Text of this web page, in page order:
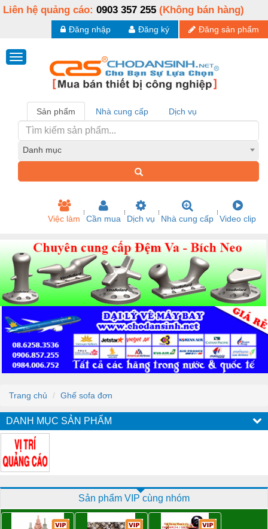
Liên hệ quảng cáo: 0903 357 255 (Không bán hàng)
Đăng sản phẩm
Đăng ký
Đăng nhập
Sản phẩm Nhà cung cấp Dịch vụ
Danh mục
Việc làm Cần mua Dịch vụ Nhà cung cấp Video clip
Trang chủ Ghế sofa đơn
DANH MỤC SẢN PHẨM
Sản phẩm VIP cùng nhóm